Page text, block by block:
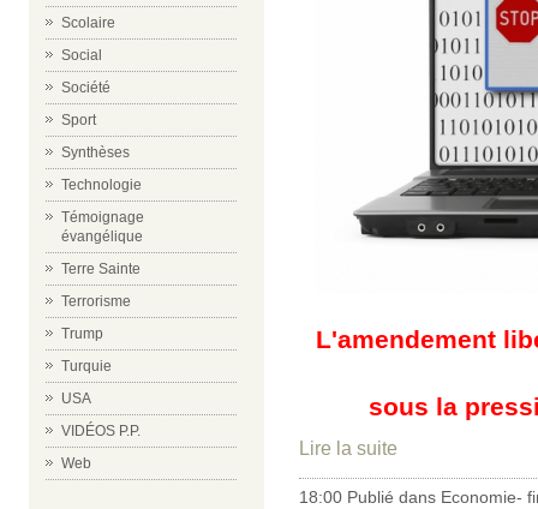
Scolaire
Social
Société
Sport
Synthèses
Technologie
Témoignage
évangélique
Terre Sainte
Terrorisme
Trump
Turquie
USA
VIDÉOS P.P.
Web
L'amendement
sous la
Lire la suite
18:00 Publié dans Economie-